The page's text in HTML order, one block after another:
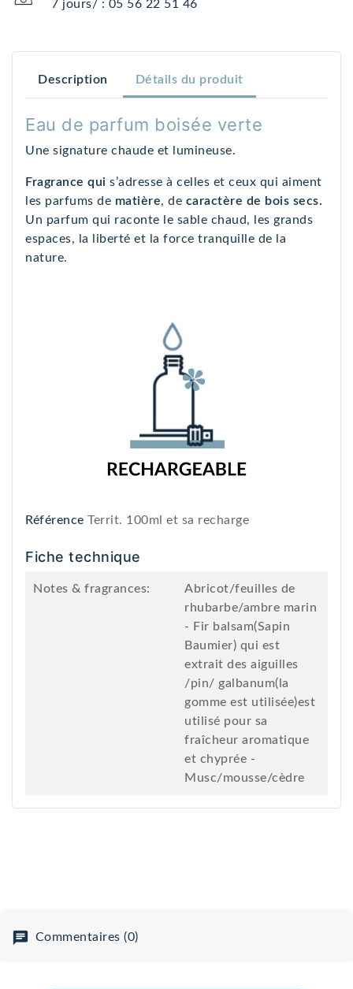
7 jours/ : 05 56 22 51 46
Description Détails du produit
Eau de parfum boisée verte
Une signature chaude et lumineuse.
Fragrance qui s’adresse à celles et ceux qui aiment
les parfums de matière, de caractère de bois secs.
Un parfum qui raconte le sable chaud, les grands
espaces, la liberté et la force tranquille de la
nature.
Référence Territ. 100ml et sa recharge
Fiche technique
Notes & fragrances:
Abricot/feuilles de
rhubarbe/ambre marin
- Fir balsam(Sapin
Baumier) qui est
extrait des aiguilles
/pin/ galbanum(la
gomme est utilisée)est
utilisé pour sa
fraîcheur aromatique
et chyprée -
Musc/mousse/cèdre
Commentaires (0)